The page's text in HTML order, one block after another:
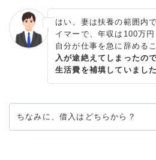
はい、妻は扶養の範囲内
イマーで、年収は100万円
自分が仕事を急に辞める
入が途絶えてしまったの
生活費を補填していました
ちなみに、借入はどちらから？